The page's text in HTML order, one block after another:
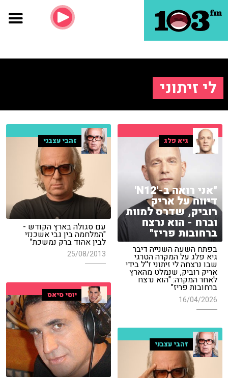
לי זיתוני
גיא פלג
"אני רואה ב-'N12'
דיווח על אריק
רוביק, שדרס למוות
וברח - הוא נרצח
ברחובות פריז"
בפתח השעה השנייה דיבר
גיא פלג על המקרה הטרגי
שבו נרצחה לי זיתוני ז''ל בידי
אריק רוביק, שנמלט מהארץ
לאחר המקרה: "הוא נרצח
ברחובות פריז"
16/04/2026
זהבי עצבני
עם סגולה בארץ הקודש -
"המלחמה בין גבי אשכנזי
לבין אהוד ברק נמשכת"
25/08/2013
יוסי סיאס
זהבי עצבני